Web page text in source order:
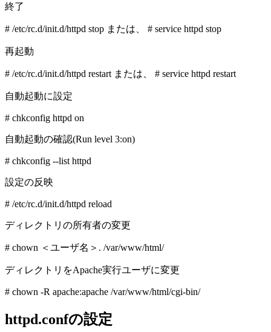
終了
# /etc/rc.d/init.d/httpd stop または、 # service httpd stop
再起動
# /etc/rc.d/init.d/httpd restart または、 # service httpd restart
自動起動に設定
# chkconfig httpd on
自動起動の確認(Run level 3:on)
# chkconfig --list httpd
設定の反映
# /etc/rc.d/init.d/httpd reload
ディレクトリの所有者の変更
# chown ＜ユーザ名＞. /var/www/html/
ディレクトリをApache実行ユーザに変更
# chown -R apache:apache /var/www/html/cgi-bin/
httpd.confの設定